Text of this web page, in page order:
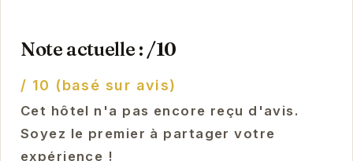
Note actuelle : /10
/ 10 (basé sur avis)
Cet hôtel n'a pas encore reçu d'avis.
Soyez le premier à partager votre
expérience !